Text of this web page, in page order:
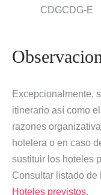
CDGCDG-E
Excepcionalmente,
itinerario así como
razones
hotelera o en caso
sustituir los hoteles
Consultar listado de
Hoteles previstos.